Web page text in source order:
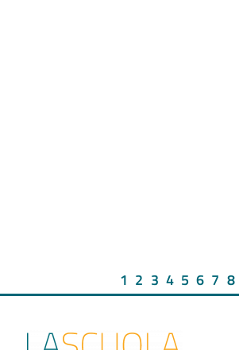
1 2 3 4 5 6 7 8